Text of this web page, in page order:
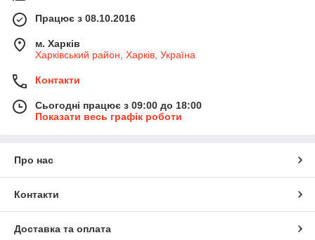
Працює з 08.10.2016
м. Харків
Харківський район, Харків, Україна
Контакти
Сьогодні працює з 09:00 до 18:00
Показати весь графік роботи
Про нас
Контакти
Доставка та оплата